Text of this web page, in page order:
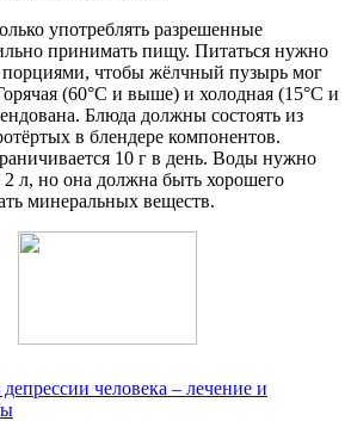
употреблять разрешенные
принимать пищу. Питаться нужно
чтобы жёлчный пузырь мог
(60°С и выше) и холодная (15°С и
Блюда должны состоять из
в блендере компонентов.
10 г в день. Воды нужно
л, но она должна быть хорошего
минеральных веществ.
человека – лечение и